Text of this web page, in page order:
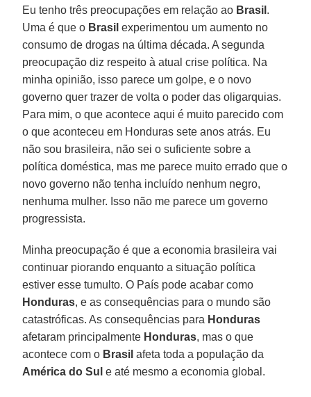
Eu tenho três preocupações em relação ao Brasil .
Uma é que o Brasil experimentou um aumento no
consumo de drogas na última década. A segunda
preocupação diz respeito à atual crise política. Na
minha opinião, isso parece um golpe, e o novo
governo quer trazer de volta o poder das oligarquias.
Para mim, o que acontece aqui é muito parecido com
o que aconteceu em Honduras sete anos atrás. Eu
não sou brasileira, não sei o suficiente sobre a
política doméstica, mas me parece muito errado que o
novo governo não tenha incluído nenhum negro,
nenhuma mulher. Isso não me parece um governo
progressista.
Minha preocupação é que a economia brasileira vai
continuar piorando enquanto a situação política
estiver esse tumulto. O País pode acabar como
Honduras, e as consequências para o mundo são
catastróficas. As consequências para Honduras
afetaram principalmente Honduras, mas o que
acontece com o Brasil afeta toda a população da
América do Sul e até mesmo a economia global.